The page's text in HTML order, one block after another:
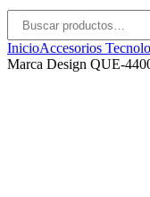
por:
InicioAccesorios
Marca Design QUE-